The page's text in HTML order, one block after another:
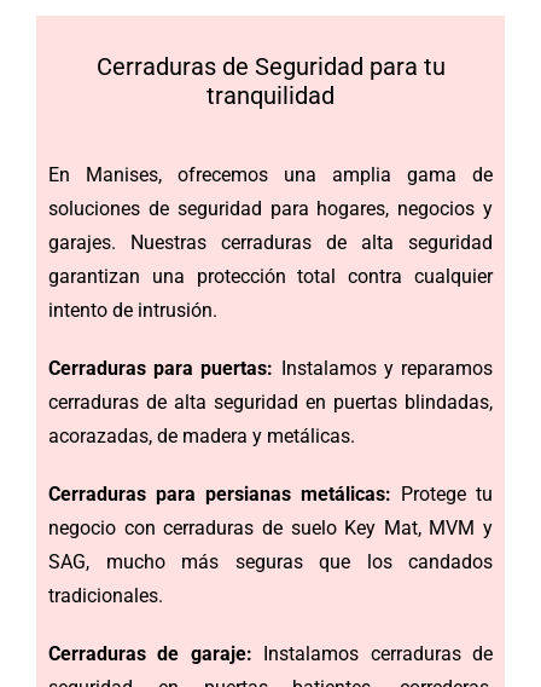
Cerraduras de Seguridad para tu
tranquilidad
En Manises, ofrecemos una amplia gama de
soluciones de seguridad para hogares, negocios y
garajes. Nuestras cerraduras de alta seguridad
garantizan una protección total contra cualquier
intento de intrusión.
Cerraduras para puertas: Instalamos y reparamos
cerraduras de alta seguridad en puertas blindadas,
acorazadas, de madera y metálicas.
Cerraduras para persianas metálicas: Protege tu
negocio con cerraduras de suelo Key Mat, MVM y
SAG, mucho más seguras que los candados
tradicionales.
Cerraduras de garaje: Instalamos cerraduras de